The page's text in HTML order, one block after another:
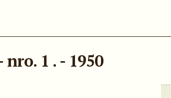
1 . - 1950